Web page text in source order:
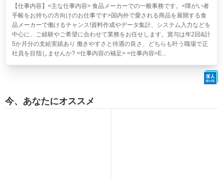
【仕事内容】<主な仕事内容> 食品メーカーでの一般事務です。<障がい者
手帳をお持ちの方向けのお仕事です>国内外で愛される商品を展開する食
品メーカーで働けるチャンス!資料作成やデータ集計、システム入力などを
中心に、ご経験やご希望に合わせて業務をお任せします。賞与は年2回&計
5か月分の支給実績あり 働きやすさと待遇の良さ、どちらも叶う職場で正
社員を目指しませんか? <仕事内容の補足> <仕事内容>E...
今、あなたにオススメ